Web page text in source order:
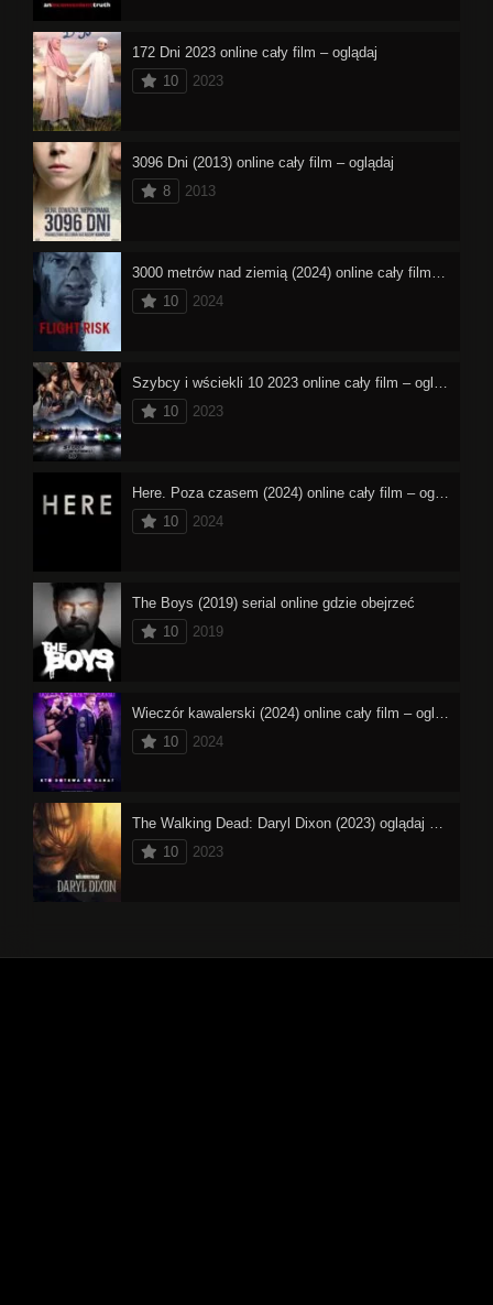
172 Dni 2023 online cały film – oglądaj
10
2023
3096 Dni (2013) online cały film – oglądaj
8
2013
10
2024
10
2023
10
2024
The Boys (2019) serial online gdzie obejrzeć
10
2019
10
2024
10
2023